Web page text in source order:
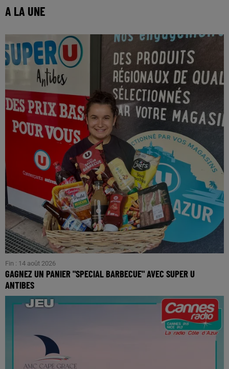
A LA UNE
Fin : 14 août 2026
GAGNEZ UN PANIER "SPECIAL BARBECUE" AVEC SUPER U
ANTIBES